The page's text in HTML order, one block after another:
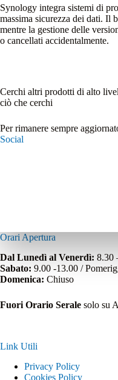
Synology integra sistemi di
massima sicurezza dei dati. Il
mentre la gestione delle
o cancellati accidentalmente.
Cerchi altri prodotti di alto
ciò che cerchi
Per rimanere sempre
Social
Orari Apertura
Dal Lunedì al Venerdì: 8.30
Sabato: 9.00 -13.00 /
Domenica: Chiuso
Fuori Orario Serale solo su
Link Utili
Privacy Policy
Cookies Policy